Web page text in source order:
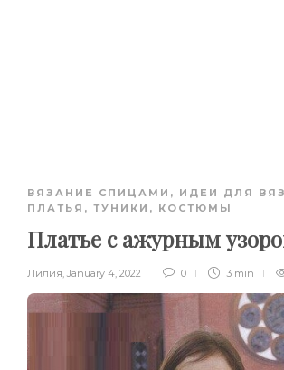
ВЯЗАНИЕ СПИЦАМИ , ИДЕИ ДЛЯ
ПЛАТЬЯ, ТУНИКИ, КОСТЮМЫ
Платье с ажурным
Лилия, January 4, 2022 0 3 min